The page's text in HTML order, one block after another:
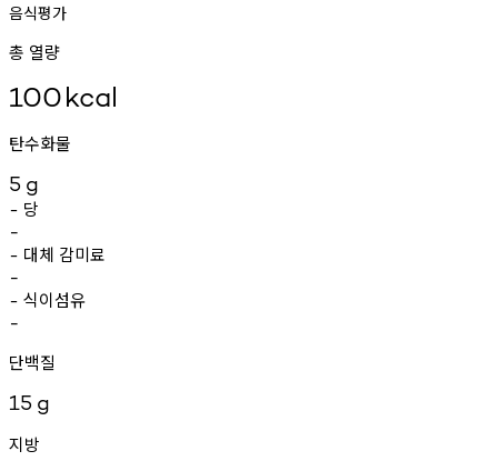
음식평가
총 열량
100kcal
탄수화물
5 g
- 당
-
- 대체 감미료
-
- 식이섬유
-
단백질
15 g
지방